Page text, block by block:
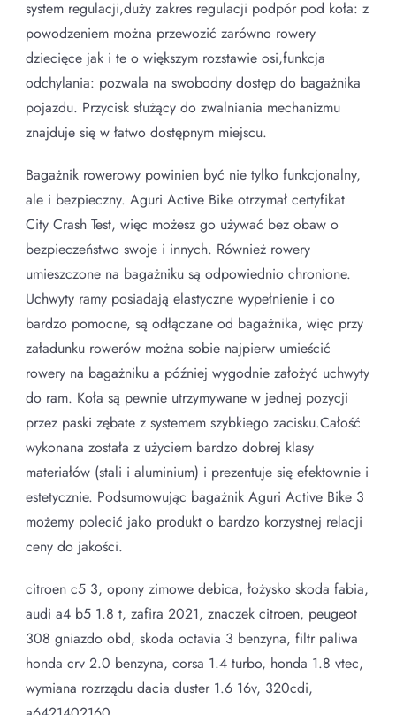
system regulacji,duży zakres regulacji podpór pod koła: z
powodzeniem można przewozić zarówno rowery
dziecięce jak i te o większym rozstawie osi,funkcja
odchylania: pozwala na swobodny dostęp do bagażnika
pojazdu. Przycisk służący do zwalniania mechanizmu
znajduje się w łatwo dostępnym miejscu.
Bagażnik rowerowy powinien być nie tylko funkcjonalny,
ale i bezpieczny. Aguri Active Bike otrzymał certyfikat
City Crash Test, więc możesz go używać bez obaw o
bezpieczeństwo swoje i innych. Również rowery
umieszczone na bagażniku są odpowiednio chronione.
Uchwyty ramy posiadają elastyczne wypełnienie i co
bardzo pomocne, są odłączane od bagażnika, więc przy
załadunku rowerów można sobie najpierw umieścić
rowery na bagażniku a później wygodnie założyć uchwyty
do ram. Koła są pewnie utrzymywane w jednej pozycji
przez paski zębate z systemem szybkiego zacisku.Całość
wykonana została z użyciem bardzo dobrej klasy
materiałów (stali i aluminium) i prezentuje się efektownie i
estetycznie. Podsumowując bagażnik Aguri Active Bike 3
możemy polecić jako produkt o bardzo korzystnej relacji
ceny do jakości.
citroen c5 3, opony zimowe debica, łożysko skoda fabia,
audi a4 b5 1.8 t, zafira 2021, znaczek citroen, peugeot
308 gniazdo obd, skoda octavia 3 benzyna, filtr paliwa
honda crv 2.0 benzyna, corsa 1.4 turbo, honda 1.8 vtec,
wymiana rozrządu dacia duster 1.6 16v, 320cdi,